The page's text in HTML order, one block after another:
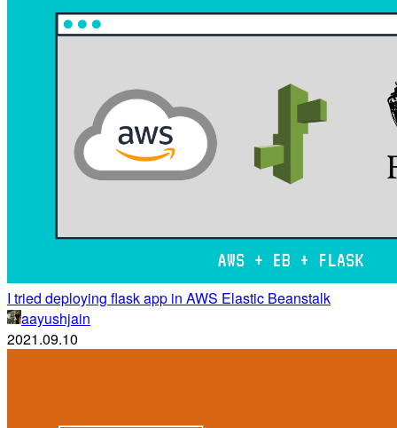
I tried deploying flask app in AWS Elastic Beanstalk
aayushjain
2021.09.10